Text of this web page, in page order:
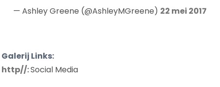
— Ashley Greene (@AshleyMGreene) 22 mei 2017
Galerij Links:
http//:Social Media